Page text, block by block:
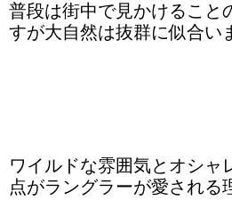
普段は街中で見かけること
すが大自然は抜群に似合い
ワイルドな雰囲気とオシャ
点がラングラーが愛される